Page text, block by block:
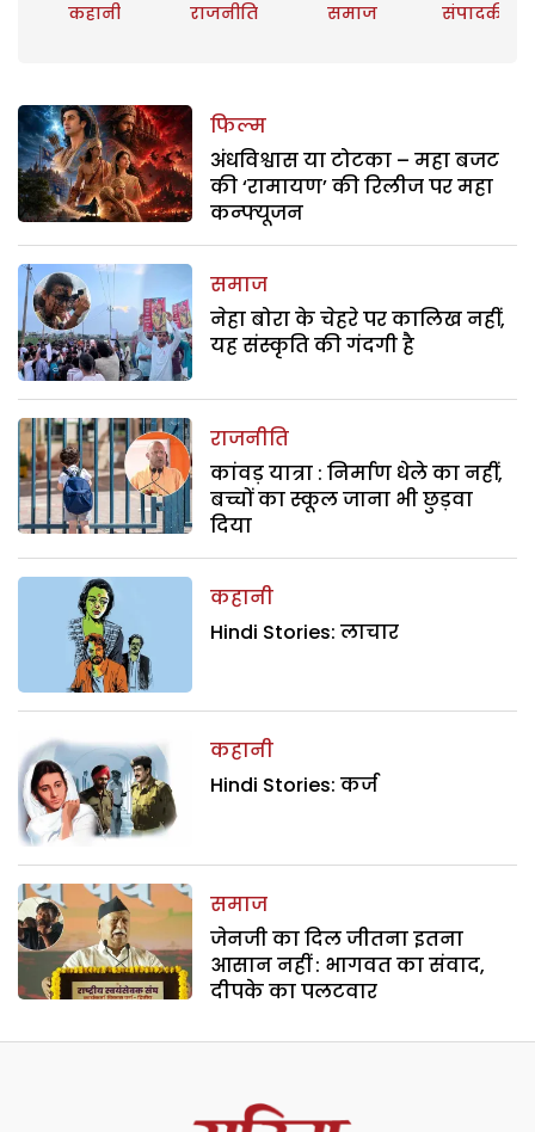
कहानी राजनीति समाज संपादकीय
फिल्म
अंधविश्वास या टोटका – महा बजट
की ‘रामायण’ की रिलीज पर महा
कन्फ्यूजन
समाज
नेहा बोरा के चेहरे पर कालिख नहीं,
यह संस्कृति की गंदगी है
राजनीति
कांवड़ यात्रा : निर्माण धेले का नहीं,
बच्चों का स्कूल जाना भी छुड़वा
दिया
कहानी
Hindi Stories: लाचार
कहानी
Hindi Stories: कर्ज
समाज
जेनजी का दिल जीतना इतना
आसान नहीं : भागवत का संवाद,
दीपके का पलटवार